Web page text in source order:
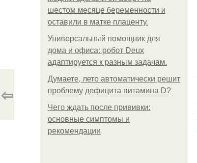
шестом месяце беременности и
оставили в матке плаценту.
Универсальный помощник для
дома и офиса: робот Deux
адаптируется к разным задачам.
Думаете, лето автоматически решит
проблему дефицита витамина D?
Чего ждать после прививки:
основные симптомы и
рекомендации
⇦